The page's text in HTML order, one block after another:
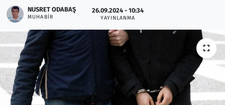
NUSRET ODABAŞ
MUHABIR
26.09.2024 - 10:34
YAYINLANMA
Oyun
Ramazan
Resmi İlanlar
Rüya Tabirleri